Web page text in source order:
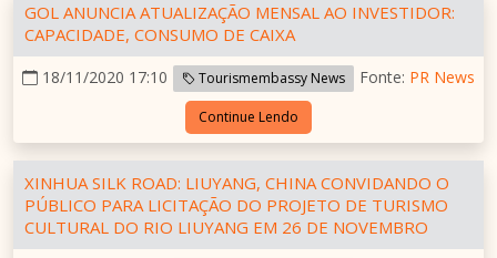
GOL ANUNCIA ATUALIZAÇÃO MENSAL AO INVESTIDOR:
CAPACIDADE, CONSUMO DE CAIXA
18/11/2020 17:10 Tourismembassy News Fonte: PR News
Continue Lendo
XINHUA SILK ROAD: LIUYANG, CHINA CONVIDANDO O
PÚBLICO PARA LICITAÇÃO DO PROJETO DE TURISMO
CULTURAL DO RIO LIUYANG EM 26 DE NOVEMBRO